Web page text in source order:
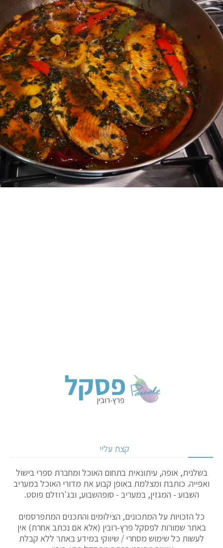
קצת עליי
בשלנית, אופה, עיתונאית בתחום האוכל ומחברת ספרי בישול
ואפייה. כותבת ומצלמת באופן קבוע את מדורי האוכל במעריב
השבוע - המגזין, במעריב - סופהשבוע, ובג'רוזלם פוסט.
כל הזכויות על המתכונים, הצילומים והתכנים המתפרסמים
באתר שמורות לפסקל פרץ-רובין (אלא אם נכתב אחרת) אין
לעשות כל שימוש מסחרי / שיווקי במידע באתר ללא קבלת